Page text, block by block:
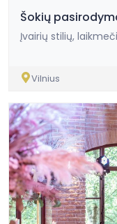
Šokių
Įvairių stilių,
Vilnius